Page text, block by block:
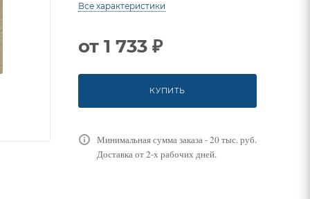
Все характеристики
от 1 733 ₽
КУПИТЬ
Минимальная сумма заказа - 20 тыс. руб.
Доставка от 2-х рабочих дней.